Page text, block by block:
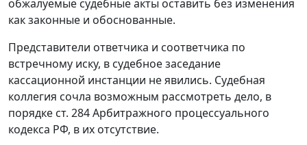
обжалуемые судебные акты оставить без изменения
как законные и обоснованные.
Представители ответчика и соответчика по
встречному иску, в судебное заседание
кассационной инстанции не явились. Судебная
коллегия сочла возможным рассмотреть дело, в
порядке ст. 284Арбитражного процессуального
кодекса РФ, в их отсутствие.